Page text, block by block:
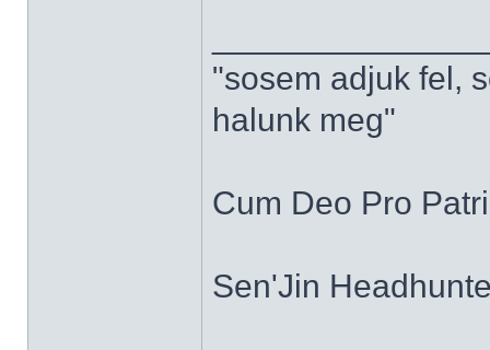
"sosem adjuk fel,
halunk meg"
Cum Deo Pro
Sen'Jin